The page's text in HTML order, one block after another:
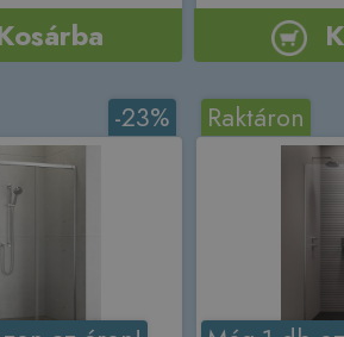
-23% Raktáron